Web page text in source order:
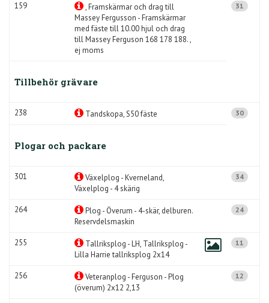
159
, Framskärmar och drag till
Massey Fergusson - Framskärmar
med fäste till 10.00 hjul och drag
till Massey Ferguson 168 178 188. ,
ej moms
31
Tillbehör grävare
238 Tandskopa, S50 fäste 30
Plogar och packare
301
Växelplog - Kverneland,
Växelplog - 4 skärig
34
264
Plog - Överum - 4-skär, delburen.
Reservdelsmaskin
24
255
Tallriksplog - LH, Tallriksplog -
Lilla Harrie tallriksplog 2x14
11
256
Veteranplog - Ferguson - Plog
(överum) 2x12 2,13
12